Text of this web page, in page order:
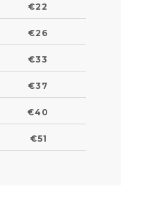
€22
€26
€33
€37
€40
€51